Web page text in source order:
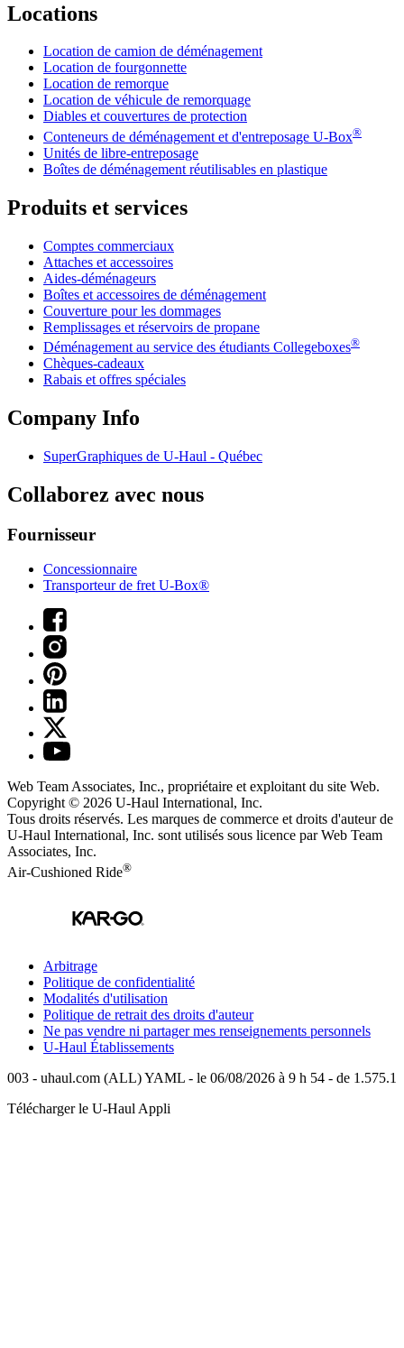
Locations
Location de camion de déménagement
Location de fourgonnette
Location de remorque
Location de véhicule de remorquage
Diables et couvertures de protection
Conteneurs de déménagement et d'entreposage U-Box®
Unités de libre-entreposage
Boîtes de déménagement réutilisables en plastique
Produits et services
Comptes commerciaux
Attaches et accessoires
Aides-déménageurs
Boîtes et accessoires de déménagement
Couverture pour les dommages
Remplissages et réservoirs de propane
Déménagement au service des étudiants Collegeboxes®
Chèques-cadeaux
Rabais et offres spéciales
Company Info
SuperGraphiques de U-Haul - Québec
Collaborez avec nous
Fournisseur
Concessionnaire
Transporteur de fret U-Box®
Web Team Associates, Inc., propriétaire et exploitant du site Web.
Copyright © 2026 U-Haul International, Inc.
Tous droits réservés. Les marques de commerce et droits d'auteur de
U-Haul International, Inc. sont utilisés sous licence par Web Team
Associates, Inc.
Air-Cushioned Ride®
Arbitrage
Politique de confidentialité
Modalités d'utilisation
Politique de retrait des droits d'auteur
Ne pas vendre ni partager mes renseignements personnels
U-Haul Établissements
003 - uhaul.com (ALL) YAML - le 06/08/2026 à 9 h 54 - de 1.575.1
Télécharger le U-Haul Appli